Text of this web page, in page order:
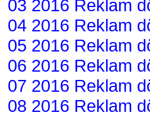
03 2016 Reklam
04 2016 Reklam
05 2016 Reklam
06 2016 Reklam
07 2016 Reklam
08 2016 Reklam